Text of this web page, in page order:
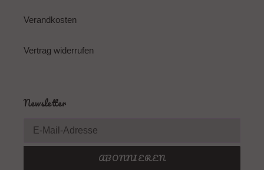
Verandkosten
Vertrag widerrufen
Newsletter
ABONNIEREN